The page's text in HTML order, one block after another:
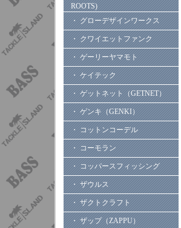
ROOTS)
・ グローデザインワークス
・ クワイエットファンク
・ ゲーリーヤマモト
・ ケイテック
・ ゲットネット（GETNET）
・ ゲンキ（GENKI）
・ コットンコーデル
・ コーモラン
・ コッパースフィッシング
・ ザウルス
・ ザクトクラフト
・ ザップ（ZAPPU）